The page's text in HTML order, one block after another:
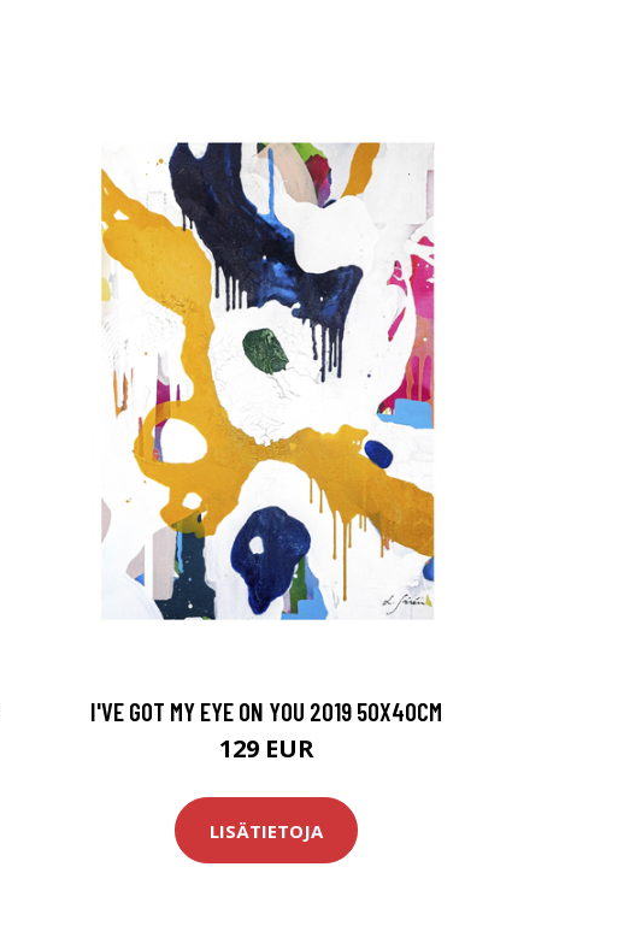
I'VE GOT MY EYE ON YOU 2019 50X40CM
129 EUR
LISÄTIETOJA